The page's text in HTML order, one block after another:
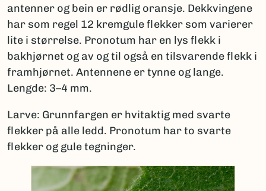
antenner og bein er rødlig oransje. Dekkvingene
har som regel 12 kremgule flekker som varierer
lite i størrelse. Pronotum har en lys flekk i
bakhjørnet og av og til også en tilsvarende flekk i
framhjørnet. Antennene er tynne og lange.
Lengde: 3–4 mm.
Larve: Grunnfargen er hvitaktig med svarte
flekker på alle ledd. Pronotum har to svarte
flekker og gule tegninger.